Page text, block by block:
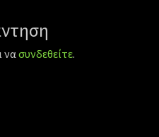
να συνδεθείτε.